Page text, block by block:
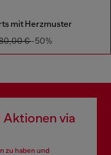
mit Herzmuster
€-50%
Aktionen via
zu haben und